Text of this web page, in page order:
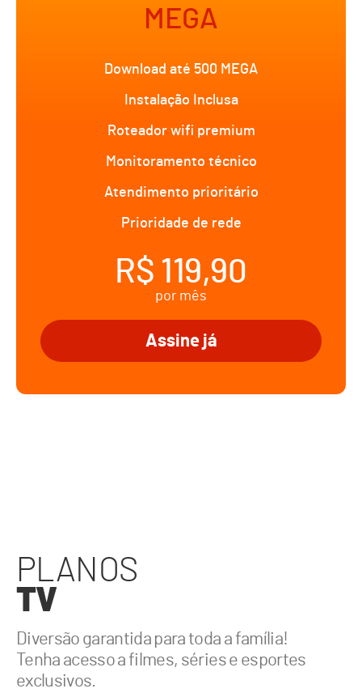
MEGA
Download até 500 MEGA
Instalação Inclusa
Roteador wifi premium
Monitoramento técnico
Atendimento prioritário
Prioridade de rede
R$ 119,90
por mês
Assine já
PLANOS
TV
Diversão garantida para toda a família!
Tenha acesso a filmes, séries e esportes
exclusivos.